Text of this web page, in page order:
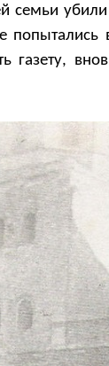
семьи
газету,